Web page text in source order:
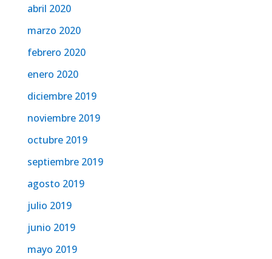
abril 2020
marzo 2020
febrero 2020
enero 2020
diciembre 2019
noviembre 2019
octubre 2019
septiembre 2019
agosto 2019
julio 2019
junio 2019
mayo 2019